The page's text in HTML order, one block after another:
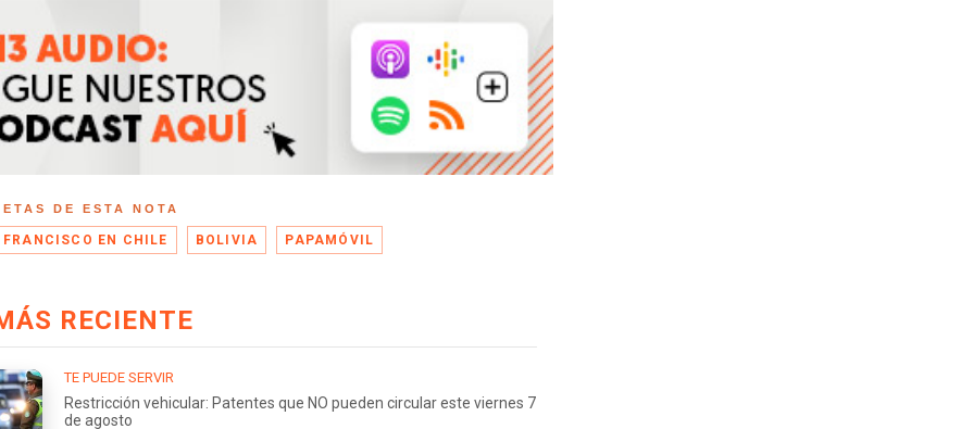
DE ESTA NOTA
FRANCISCO EN CHILE BOLIVIA PAPAMÓVIL
RECIENTE
TE PUEDE SERVIR
Restricción vehicular: Patentes que NO pueden circular este viernes 7
de agosto